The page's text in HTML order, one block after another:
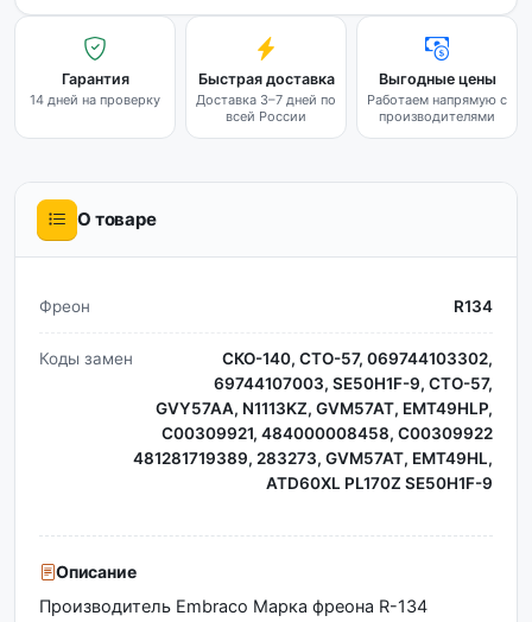
Гарантия
14 дней на проверку
Быстрая доставка
Доставка 3–7 дней по
всей России
Выгодные цены
Работаем напрямую с
производителями
О товаре
Фреон R134
Коды замен
СКО-140, СТО-57, 069744103302,
69744107003, SE50H1F-9, СТО-57,
GVY57AA, N1113KZ, GVM57AT, EMT49HLP,
C00309921, 484000008458, C00309922
481281719389, 283273, GVM57AT, EMT49HL,
ATD60XL PL170Z SE50H1F-9
Описание
Производитель Embraco Марка фреона R-134